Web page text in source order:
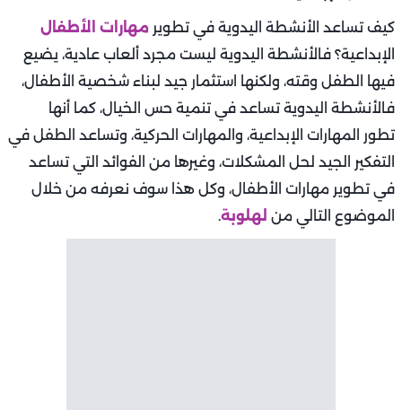
كيف تساعد الأنشطة اليدوية في تطوير مهارات الأطفال
الإبداعية؟ فالأنشطة اليدوية ليست مجرد ألعاب عادية، يضيع
فيها الطفل وقته، ولكنها استثمار جيد لبناء شخصية الأطفال،
فالأنشطة اليدوية تساعد في تنمية حس الخيال، كما أنها
تطور المهارات الإبداعية، والمهارات الحركية، وتساعد الطفل في
التفكير الجيد لحل المشكلات، وغيرها من الفوائد التي تساعد
في تطوير مهارات الأطفال، وكل هذا سوف نعرفه من خلال
الموضوع التالي من لهلوبة.